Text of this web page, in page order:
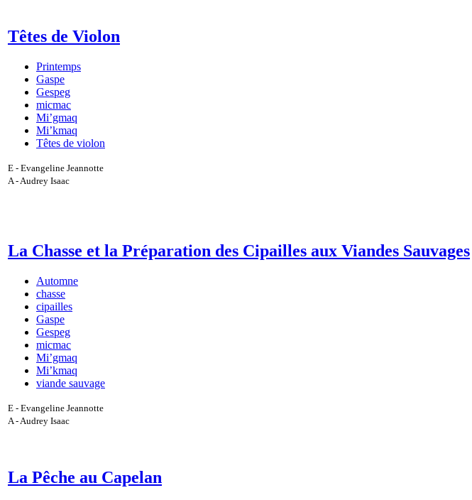
Têtes de Violon
Printemps
Gaspe
Gespeg
micmac
Mi’gmaq
Mi’kmaq
Têtes de violon
E - Evangeline Jeannotte
A - Audrey Isaac
La Chasse et la Préparation des Cipailles aux Viandes Sauvages
Automne
chasse
cipailles
Gaspe
Gespeg
micmac
Mi’gmaq
Mi’kmaq
viande sauvage
E - Evangeline Jeannotte
A - Audrey Isaac
La Pêche au Capelan